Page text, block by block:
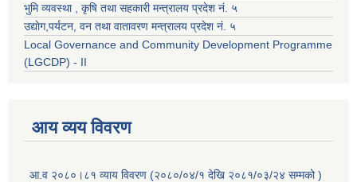
भुमि व्यवस्था , कृषि तथा सहकारी मन्त्रालय प्रदेश नं. ५
उद्याेग,पर्यटन, वन तथा वातावरण मन्त्रालय प्रदेश नं. ५
Local Governance and Community Development Programme
(LGCDP) - II
आय व्यय विवरण
आ.व २०८०।८१ व्याय विवरण (२०८०/०४/१ देखि २०८१/०३/२४ सम्मको )